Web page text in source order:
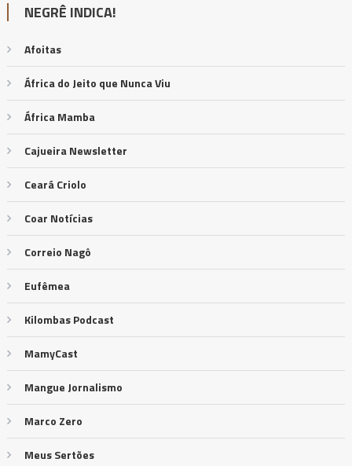
NEGRÊ INDICA!
Afoitas
África do Jeito que Nunca Viu
África Mamba
Cajueira Newsletter
Ceará Criolo
Coar Notícias
Correio Nagô
Eufêmea
Kilombas Podcast
MamyCast
Mangue Jornalismo
Marco Zero
Meus Sertões